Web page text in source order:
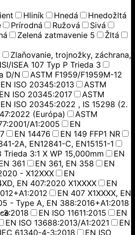
Zlaňovanie, trojnožky, záchrana,
Hliník Hnedá
Hnedožltá
Prírodná Ružová
Sivá
Zelená zatmavenie 5
Žltá
ISEA 107 Typ P Trieda 3
D/N
ASTM F1959/F1959M-12
ISO 20345:2013
ASTM
ISO 20345:2017
ASTM
ISO 20345:2022 , IS 15298 (2.
(Európa)
ASTM
A1:2005
EN
EN 14476
EN 149 FFP1 NR
2A, EN12841-C, EN15151-1
Trieda 3:1 X WP 15,000mm
EN
361 EN 361, EN 358
EN
- X12XXX
EN
EN 407:2020 X1XXXX
EN
EN 407 X1XXXX, EN
- Type A, EN 388:2016+A1:2018
3:2018 EN ISO 11611:2015
EN
EN ISO 13688:2013/A1:2021
EN
61340-4-3:2018
EN ISO